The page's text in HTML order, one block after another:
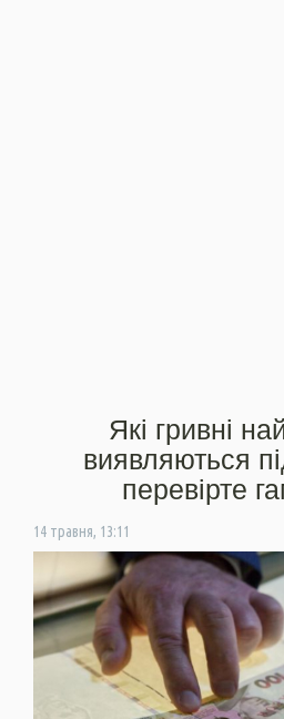
Які гривні
виявляються
перевірте
14 травня, 13:11